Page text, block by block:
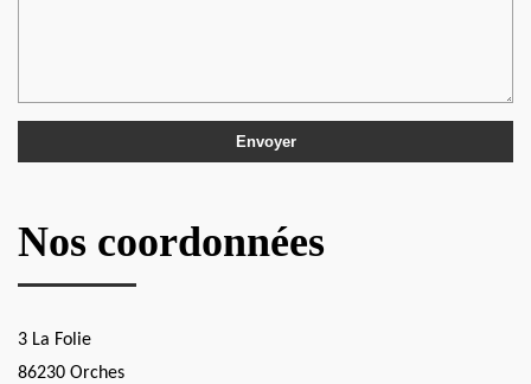
Nos coordonnées
3 La Folie
86230 Orches